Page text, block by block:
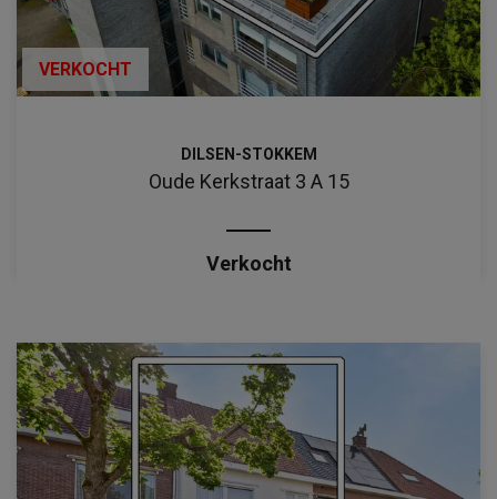
VERKOCHT
DILSEN-STOKKEM
Oude Kerkstraat 3 A 15
Verkocht